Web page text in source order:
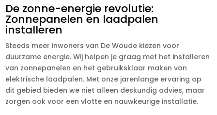
De zonne-energie revolutie:
Zonnepanelen en laadpalen
installeren
Steeds meer inwoners van De Woude kiezen voor
duurzame energie. Wij helpen je graag met het installeren
van zonnepanelen en het gebruiksklaar maken van
elektrische laadpalen. Met onze jarenlange ervaring op
dit gebied bieden we niet alleen deskundig advies, maar
zorgen ook voor een vlotte en nauwkeurige installatie.